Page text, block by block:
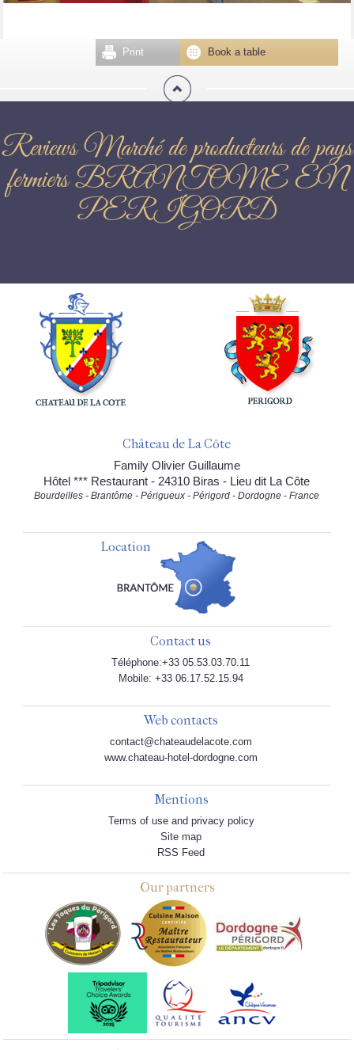
Book a table
Print
Reviews Marché de producteurs de pays
fermiers BRANTOME EN
PERIGORD
Château de La Côte
Family Olivier Guillaume
Hôtel *** Restaurant - 24310 Biras - Lieu dit La Côte
Bourdeilles - Brantôme - Périgueux - Périgord - Dordogne - France
Location
Contact us
Téléphone:+33 05.53.03.70.11
Mobile: +33 06.17.52.15.94
Web contacts
contact@chateaudelacote.com
www.chateau-hotel-dordogne.com
Mentions
Terms of use and privacy policy
Site map
RSS Feed
Our partners